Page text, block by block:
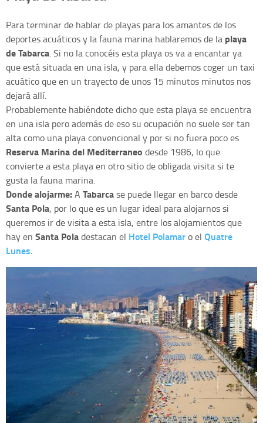
Para terminar de hablar de playas para los amantes de los
deportes acuáticos y la fauna marina hablaremos de la playa
de Tabarca. Si no la conocéis esta playa os va a encantar ya
que está situada en una isla, y para ella debemos coger un taxi
acuático que en un trayecto de unos 15 minutos minutos nos
dejará allí.
Probablemente habiéndote dicho que esta playa se encuentra
en una isla pero además de eso su ocupación no suele ser tan
alta como una playa convencional y por si no fuera poco es
Reserva Marina del Mediterraneo desde 1986, lo que
convierte a esta playa en otro sitio de obligada visita si te
gusta la fauna marina.
Donde alojarme:A Tabarcase puede llegar en barco desde
Santa Pola, por lo que es un lugar ideal para alojarnos si
queremos ir de visita a esta isla, entre los alojamientos que
hay en Santa Poladestacan el Hotel Polamaro el Quatre
Lunes.